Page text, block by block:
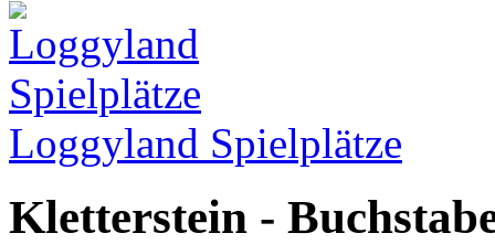
Loggyland Spielplätze
Kletterstein -